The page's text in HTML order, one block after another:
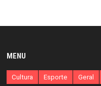
MENU
Cultura Esporte Geral